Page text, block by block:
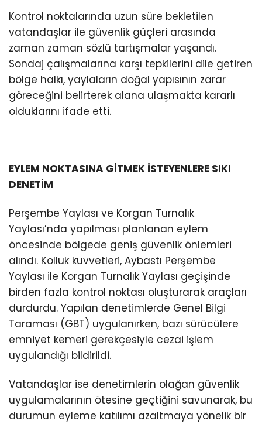
Kontrol noktalarında uzun süre bekletilen
vatandaşlar ile güvenlik güçleri arasında
zaman zaman sözlü tartışmalar yaşandı.
Sondaj çalışmalarına karşı tepkilerini dile getiren
bölge halkı, yaylaların doğal yapısının zarar
göreceğini belirterek alana ulaşmakta kararlı
olduklarını ifade etti.
EYLEM NOKTASINA GİTMEK İSTEYENLERE SIKI
DENETİM
Perşembe Yaylası ve Korgan Turnalık
Yaylası’nda yapılması planlanan eylem
öncesinde bölgede geniş güvenlik önlemleri
alındı. Kolluk kuvvetleri, Aybastı Perşembe
Yaylası ile Korgan Turnalık Yaylası geçişinde
birden fazla kontrol noktası oluşturarak araçları
durdurdu. Yapılan denetimlerde Genel Bilgi
Taraması (GBT) uygulanırken, bazı sürücülere
emniyet kemeri gerekçesiyle cezai işlem
uygulandığı bildirildi.
Vatandaşlar ise denetimlerin olağan güvenlik
uygulamalarının ötesine geçtiğini savunarak, bu
durumun eyleme katılımı azaltmaya yönelik bir